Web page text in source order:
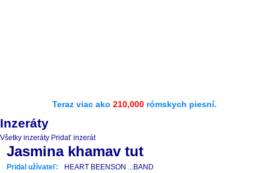
Teraz viac ako 210,000 rómskych piesní.
Inzeráty
Všetky inzeráty Pridať inzerát
Jasmina khamav tut
Pridal užívateľ: HEART BEENSON ...BAND